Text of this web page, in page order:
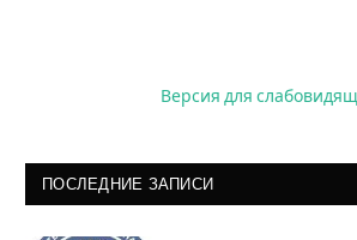
Версия для
ПОСЛЕДНИЕ ЗАПИСИ